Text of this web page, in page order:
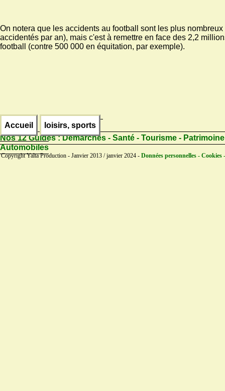
On notera que les accidents au football sont les plus nombreux
accidentés par an), mais c'est à remettre en face des 2,2
football (contre 500 000 en équitation, par exemple).
Accueil
loisirs, sports
Nos 12 Guides :Démarches - Santé - Tourisme -
Automobiles
Copyright Yalta Production - Janvier 2013 / janvier 2024 - Données personnelles - Cookies